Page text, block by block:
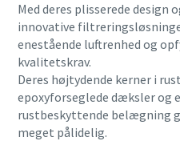
Med deres plisserede design
innovative
enestående luftrenhed og
kvalitetskrav.
Deres højtydende kerner i
epoxyforseglede dæksler og
rustbeskyttende belægning
meget pålidelig.